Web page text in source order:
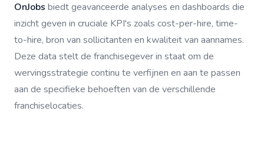
OnJobs biedt geavanceerde analyses en dashboards die
inzicht geven in cruciale KPI's zoals cost-per-hire, time-
to-hire, bron van sollicitanten en kwaliteit van aannames.
Deze data stelt de franchisegever in staat om de
wervingsstrategie continu te verfijnen en aan te passen
aan de specifieke behoeften van de verschillende
franchiselocaties.